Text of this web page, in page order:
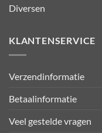
Diversen
KLANTENSERVICE
Verzendinformatie
Betaalinformatie
Veel gestelde vragen